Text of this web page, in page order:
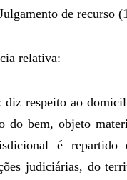
de recurso
relativa:
diz respeito ao
do bem, objeto
é repartido
judiciárias, do